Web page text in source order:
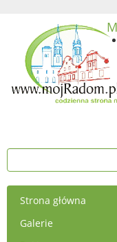
Strona główna
Galerie